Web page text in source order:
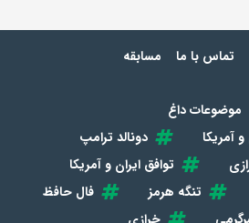
تماس با ما مسابقه
موضوعات داغ
آمریکا
دونالد ترامپ
توافق ایران و آمریکا
تنگه هرمز
فال حافظ